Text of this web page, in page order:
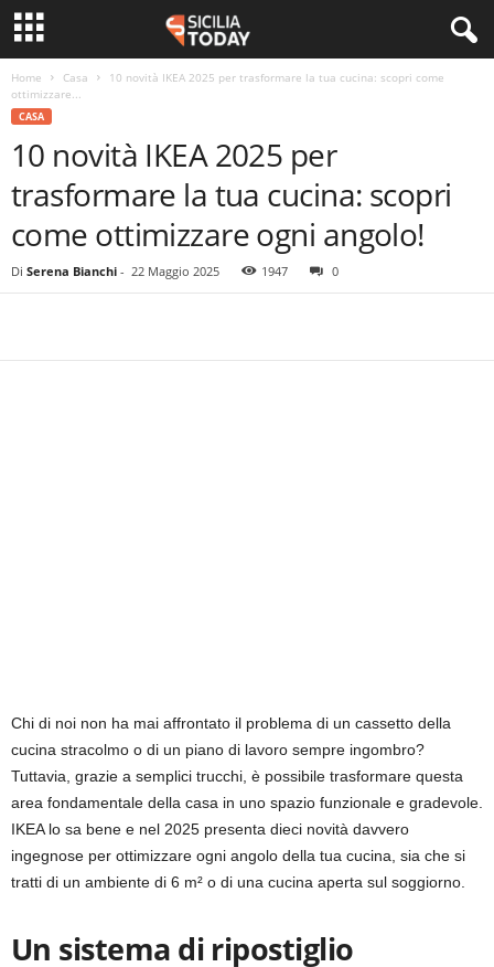
Home Casa
10 novità IKEA 2025 per trasformare la tua cucina: scopri come
ottimizzare...
CASA
10 novità IKEA 2025 per
trasformare la tua cucina: scopri
come ottimizzare ogni angolo!
Di Serena Bianchi - 22 Maggio 2025 1947 0
Chi di noi non ha mai affrontato il problema di un cassetto della
cucina stracolmo o di un piano di lavoro sempre ingombro?
Tuttavia, grazie a semplici trucchi, è possibile trasformare questa
area fondamentale della casa in uno spazio funzionale e gradevole.
IKEA lo sa bene e nel 2025 presenta dieci novità davvero
ingegnose per ottimizzare ogni angolo della tua cucina, sia che si
tratti di un ambiente di 6 m² o di una cucina aperta sul soggiorno.
Un sistema di ripostiglio